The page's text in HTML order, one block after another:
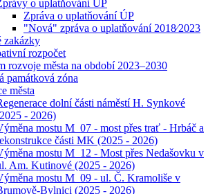
o uplatňování ÚP
Zpráva o uplatňování ÚP
"Nová" zpráva o uplatňování 2018⁄2023
zakázky
rozpočet
rozvoje města na období 2023–2030
památková zóna
města
dolní části náměstí H. Synkové
- 2026)
mostu M_07 - most přes trať - Hrbáč a
části MK (2025 - 2026)
mostu M_12 - Most přes Nedašovku v
Am. Kutinové (2025 - 2026)
mostu M_09 - ul. Č. Kramoliše v
Bylnici (2025 - 2026)